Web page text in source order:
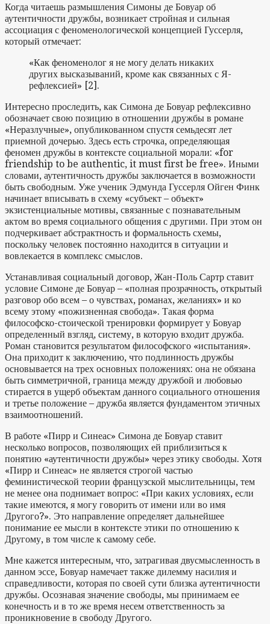
Когда читаешь размышления Симоны де Бовуар об
аутентичности дружбы, возникает стройная и сильная
ассоциация с феноменологической концепцией Гуссерля,
который отмечает:
«Как феноменолог я не могу делать никаких
других высказываний, кроме как связанных с Я-
рефлексией» [2].
Интересно проследить, как Симона де Бовуар рефлексивно
обозначает свою позицию в отношении дружбы в романе
«Неразлучные», опубликованном спустя семьдесят лет
приемной дочерью. Здесь есть строчка, определяющая
феномен дружбы в контексте социальной морали: «for
friendship to be authentic, it must first be free». Иными
словами, аутентичность дружбы заключается в возможности
быть свободным. Уже ученик Эдмунда Гуссерля Ойген Финк
начинает вписывать в схему «субъект – объект»
экзистенциальные мотивы, связанные с познавательным
актом во время социального общения с другими. При этом он
подчеркивает абстрактность и формальность схемы,
поскольку человек постоянно находится в ситуации и
вовлекается в комплекс смыслов.
Устанавливая социальный договор, Жан-Поль Сартр ставит
условие Симоне де Бовуар – «полная прозрачность, открытый
разговор обо всем – о чувствах, романах, желаниях» и ко
всему этому «пожизненная свобода». Такая форма
философско-стоической тренировки формирует у Бовуар
определенный взгляд, систему, в которую входит дружба.
Роман становится результатом философского «испытания».
Она приходит к заключению, что подлинность дружбы
основывается на трех основных положениях: она не обязана
быть симметричной, граница между дружбой и любовью
стирается в ущерб объектам данного социального отношения
и третье положение – дружба является фундаментом этичных
взаимоотношений.
В работе «Пирр и Синеас» Симона де Бовуар ставит
несколько вопросов, позволяющих ей приблизиться к
понятию «аутентичности дружбы» через этику свободы. Хотя
«Пирр и Синеас» не является строгой частью
феминистической теории французской мыслительницы, тем
не менее она поднимает вопрос: «При каких условиях, если
такие имеются, я могу говорить от имени или во имя
Другого?». Это направление определяет дальнейшее
понимание ее мысли в контексте этики по отношению к
Другому, в том числе к самому себе.
Мне кажется интересным, что, затрагивая двусмысленность в
данном эссе, Бовуар намечает также дилемму насилия и
справедливости, которая по своей сути близка аутентичности
дружбы. Осознавая значение свободы, мы принимаем ее
конечность и в то же время несем ответственность за
проникновение в свободу Другого.